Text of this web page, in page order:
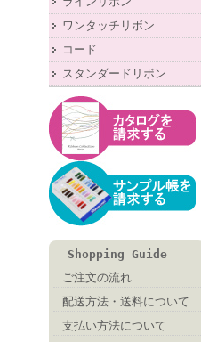
ワンタッチリボン
コード
スタンダードリボン
Shopping Guide
ご注文の流れ
配送方法・送料について
支払い方法について